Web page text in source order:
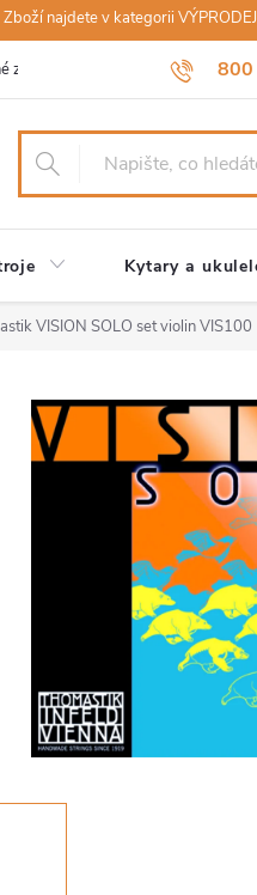
najdete v kategorii
značky Návody a údržba
Kytary a
VISION SOLO set violin VIS100